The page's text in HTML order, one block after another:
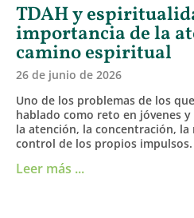
TDAH y
importancia de la
camino espiritual
26 de junio de 2026
Uno de los problemas de los
hablado como reto en jóvenes
la atención, la concentración,
control de los propios impulsos.
Leer más ...